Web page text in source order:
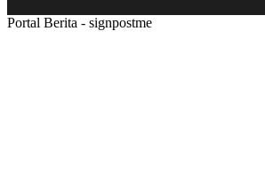
Portal Berita - signpostme